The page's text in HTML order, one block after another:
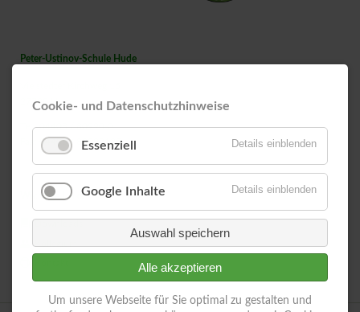
Peter-Ustinov-Schule Hude
27798 Hude
Tel.: 04408 / 80990-0
Fax: 04408 / 80990135
Wichtige Links
Cookie- und Datenschutzhinweise
Essenziell Details einblenden
Google Inhalte Details einblenden
Auswahl speichern
Alle akzeptieren
Um unsere Webseite für Sie optimal zu gestalten und